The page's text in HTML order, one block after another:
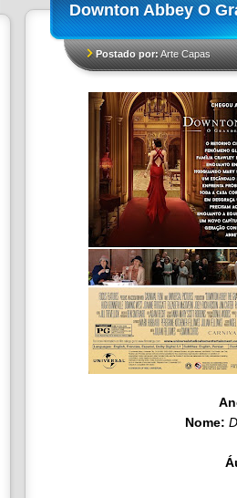
Downton Abbey O
Postado por:Arte Capas
Nome: